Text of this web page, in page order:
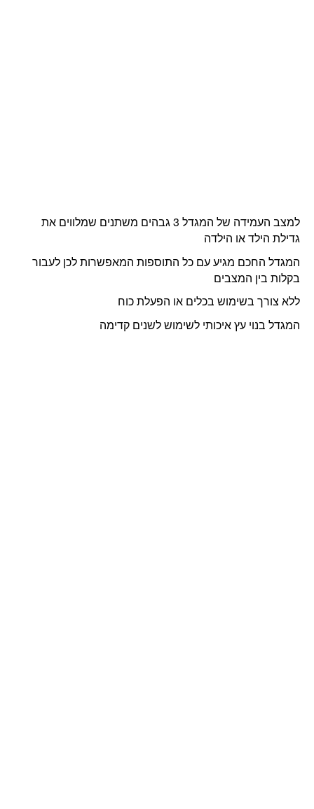
למצב העמידה של המגדל 3 גבהים משתנים שמלווים את
גדילת הילד או הילדה
המגדל החכם מגיע עם כל התוספות המאפשרות לכן לעבור
בקלות בין המצבים
ללא צורך בשימוש בכלים או הפעלת כוח
המגדל בנוי עץ איכותי לשימוש לשנים קדימה